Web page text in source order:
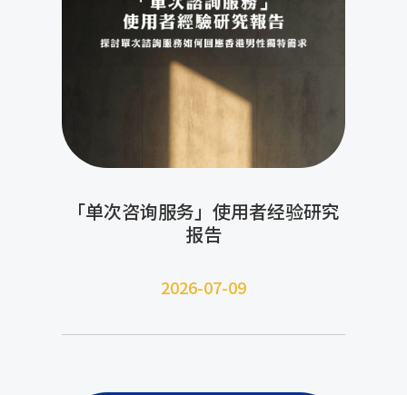
「单次咨询服务」使用者经验研究
报告
2026-07-09